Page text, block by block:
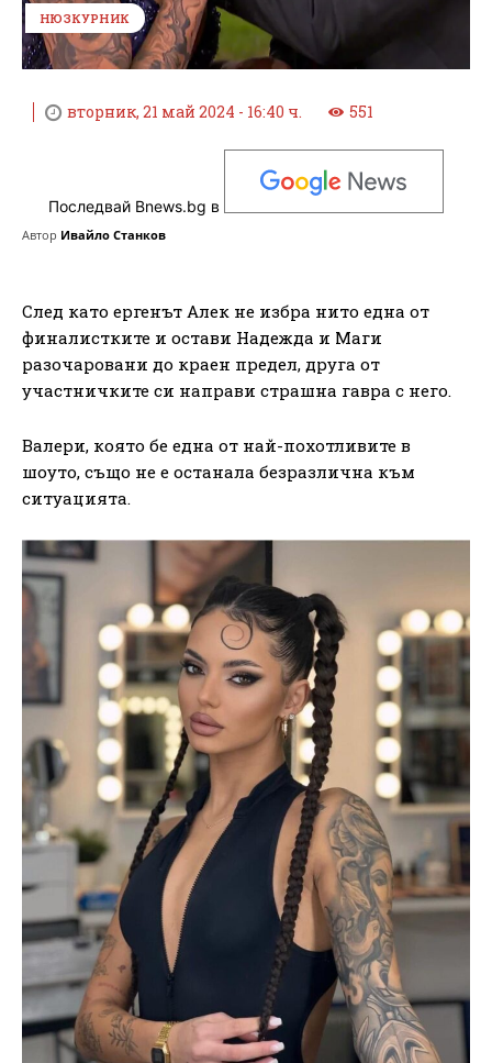
НЮЗКУРНИК
вторник, 21 май 2024 - 16:40 ч. 551
Последвай Bnews.bg в
Автор Ивайло Станков
След като ергенът Алек не избра нито една от
финалистките и остави Надежда и Маги
разочаровани до краен предел, друга от
участничките си направи страшна гавра с него.
Валери, която бе една от най-похотливите в
шоуто, също не е останала безразлична към
ситуацията.